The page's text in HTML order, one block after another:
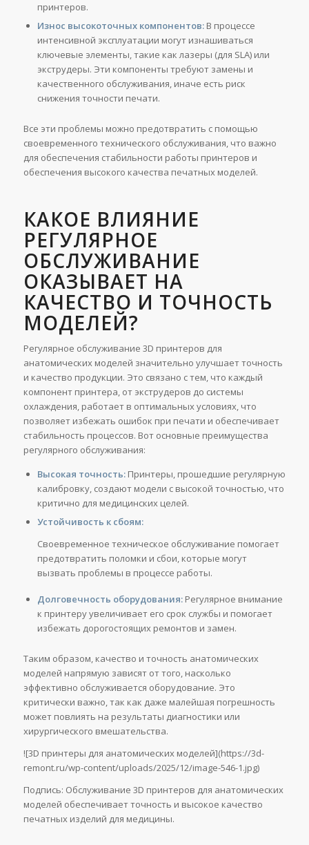
принтеров.
Износ высокоточных компонентов:В процессе
интенсивной эксплуатации могут изнашиваться
ключевые элементы, такие как лазеры (для SLA) или
экструдеры. Эти компоненты требуют замены и
качественного обслуживания, иначе есть риск
снижения точности печати.
Все эти проблемы можно предотвратить с помощью
своевременного технического обслуживания, что важно
для обеспечения стабильности работы принтеров и
обеспечения высокого качества печатных моделей.
КАКОЕ ВЛИЯНИЕ
РЕГУЛЯРНОЕ
ОБСЛУЖИВАНИЕ
ОКАЗЫВАЕТ НА
КАЧЕСТВО И ТОЧНОСТЬ
МОДЕЛЕЙ?
Регулярное обслуживание 3D принтеров для
анатомических моделей значительно улучшает точность
и качество продукции. Это связано с тем, что каждый
компонент принтера, от экструдеров до системы
охлаждения, работает в оптимальных условиях, что
позволяет избежать ошибок при печати и обеспечивает
стабильность процессов. Вот основные преимущества
регулярного обслуживания:
Высокая точность:Принтеры, прошедшие регулярную
калибровку, создают модели с высокой точностью, что
критично для медицинских целей.
Устойчивость к сбоям:
Своевременное техническое обслуживание помогает
предотвратить поломки и сбои, которые могут
вызвать проблемы в процессе работы.
Долговечность оборудования:Регулярное внимание
к принтеру увеличивает его срок службы и помогает
избежать дорогостоящих ремонтов и замен.
Таким образом, качество и точность анатомических
моделей напрямую зависят от того, насколько
эффективно обслуживается оборудование. Это
критически важно, так как даже малейшая погрешность
может повлиять на результаты диагностики или
хирургического вмешательства.
![3D принтеры для анатомических моделей](https://3d-
remont.ru/wp-content/uploads/2025/12/image-546-1.jpg)
Подпись: Обслуживание 3D принтеров для анатомических
моделей обеспечивает точность и высокое качество
печатных изделий для медицины.